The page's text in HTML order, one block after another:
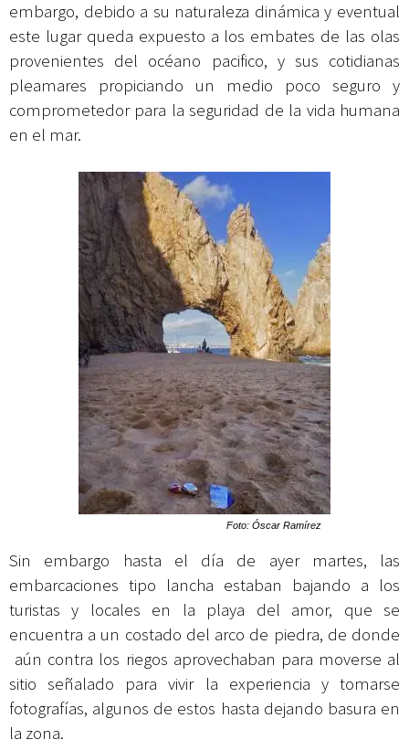
embargo, debido a su naturaleza dinámica y eventual
este lugar queda expuesto a los embates de las olas
provenientes del océano pacifico, y sus cotidianas
pleamares propiciando un medio poco seguro y
comprometedor para la seguridad de la vida humana
en el mar.
Foto: Óscar Ramírez
Sin embargo hasta el día de ayer martes, las
embarcaciones tipo lancha estaban bajando a los
turistas y locales en la playa del amor, que se
encuentra a un costado del arco de piedra, de donde
aún contra los riegos aprovechaban para moverse al
sitio señalado para vivir la experiencia y tomarse
fotografías, algunos de estos hasta dejando basura en
la zona.